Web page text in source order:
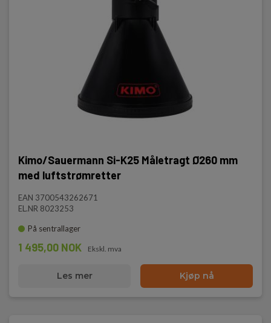
Kimo/Sauermann Si-K25 Måletragt Ø260 mm
med luftstrømretter
EAN 3700543262671
EL.NR 8023253
På sentrallager
1 495,00 NOK Ekskl. mva
Les mer Kjøp nå